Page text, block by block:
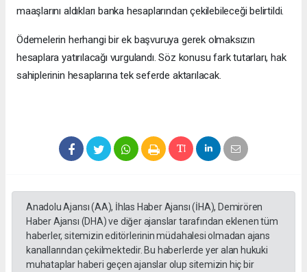
maaşlarını aldıkları banka hesaplarından çekilebileceği belirtildi.
Ödemelerin herhangi bir ek başvuruya gerek olmaksızın
hesaplara yatırılacağı vurgulandı. Söz konusu fark tutarları, hak
sahiplerinin hesaplarına tek seferde aktarılacak.
Anadolu Ajansı (AA), İhlas Haber Ajansı (İHA), Demirören
Haber Ajansı (DHA) ve diğer ajanslar tarafından eklenen tüm
haberler, sitemizin editörlerinin müdahalesi olmadan ajans
kanallarından çekilmektedir. Bu haberlerde yer alan hukuki
muhataplar haberi geçen ajanslar olup sitemizin hiç bir